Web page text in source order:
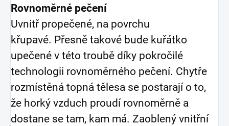
Rovnoměrné pečení
Uvnitř propečené, na povrchu
křupavé. Přesně takové bude kuřátko
upečené v této troubě díky pokročilé
technologii rovnoměrného pečení. Chytře
rozmístěná topná tělesa se postarají o to,
že horký vzduch proudí rovnoměrně a
dostane se tam, kam má. Zaoblený vnitřní